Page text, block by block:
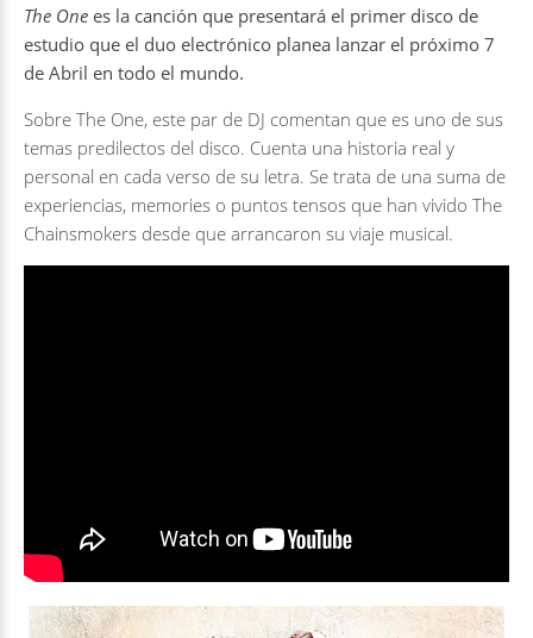
The One es la canción que presentará el primer disco de
estudio que el duo electrónico planea lanzar el próximo 7
de Abril en todo el mundo.
Sobre The One, este par de DJ comentan que es uno de sus
temas predilectos del disco. Cuenta una historia real y
personal en cada verso de su letra. Se trata de una suma de
experiencias, memories o puntos tensos que han vivido The
Chainsmokers desde que arrancaron su viaje musical.